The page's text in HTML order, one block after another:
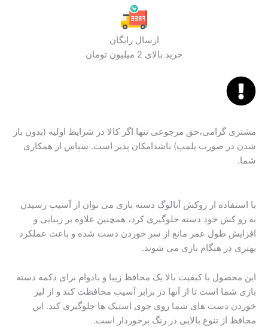
ارسال رایگان
خرید بالای 2 میلیون تومان
مشتری گرامی،حق مرجوعی تنها اگر کالا در شرایط اولیه (بدون باز
شدن در صورت پلمپ) باشدامکان پذیر است. سپاس از همکاری
شما.
با استفاده ار روکش آنالوگ دسته بازی می توان از آسیب رسیدن
به رو کش خود دسته جلوگیری کرد، همچنین علاوه بر زیبایی و
افزایش طول عمر مانع از سر خوردن دست شده و باعث عملکرد
بهتری در هنگام بازی می شوند.
این محصول با کیفیت بالا یک محافظ زیبا و بادوام برای دکمه دسته
بازی شما است تا از آنها در برابر آسیب محافظت کند و از لیز
خوردن دست های شما روی جوی استیک ها جلوگیری کند. این
محافظ از تنوع بالایی در رنگ برخوردار است.